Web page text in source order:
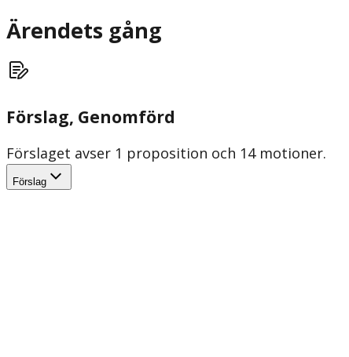
Ärendets gång
Förslag, Genomförd
Förslaget avser 1 proposition och 14 motioner.
Förslag